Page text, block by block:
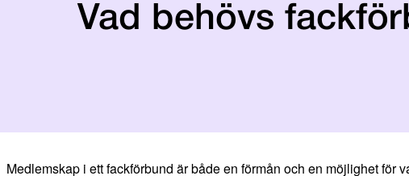
Vad behövs
Medlemskap i ett fackförbund är både en förmån och en möjlighet för